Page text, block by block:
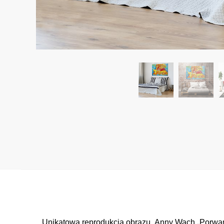
Unikatowa reprodukcja obrazu Anny Wach